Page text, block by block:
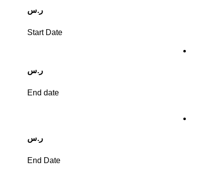
ر.س
Start Date
ر.س
End date
ر.س
End Date